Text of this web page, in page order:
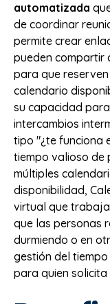
automatizada
de coordinar
permite crear
pueden compartir
para que
calendario
su capacidad
intercambios
tipo "¿te funciona
tiempo valioso de
múltiples
disponibilidad,
virtual que
que las personas
durmiendo o en
gestión del
para quien solicita